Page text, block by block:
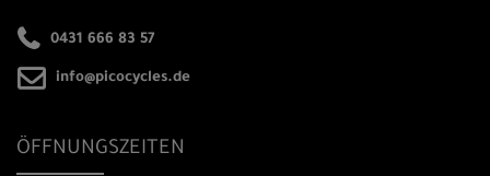
0431 666 83 57
info@picocycles.de
ÖFFNUNGSZEITEN